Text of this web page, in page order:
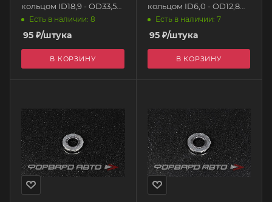
кольцом ID18,9 - OD33,5
AB88
Есть в наличии: 8
95 ₽/штука
В КОРЗИНУ
кольцом ID6,0 - OD12,8
AB88
Есть в наличии: 7
95₽/штука
В КОРЗИНУ